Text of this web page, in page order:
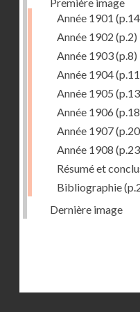
Année 1901
Année 1902 (p.2)
Année 1903(p.8)
Année 1904
Année 1905
Année 1906
Année 1907
Année 1908
Résumé et
Bibliographie
Dernière image